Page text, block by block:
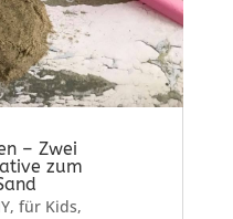
– Zwei
zum
, für Kids,